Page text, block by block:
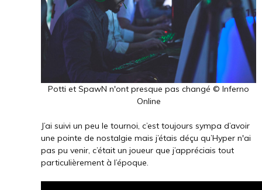
Potti et SpawN n'ont presque pas changé © Inferno
Online
J’ai suivi un peu le tournoi, c’est toujours sympa d’avoir
une pointe de nostalgie mais j’étais déçu qu’Hyper n'ai
pas pu venir, c’était un joueur que j’appréciais tout
particulièrement à l’époque.